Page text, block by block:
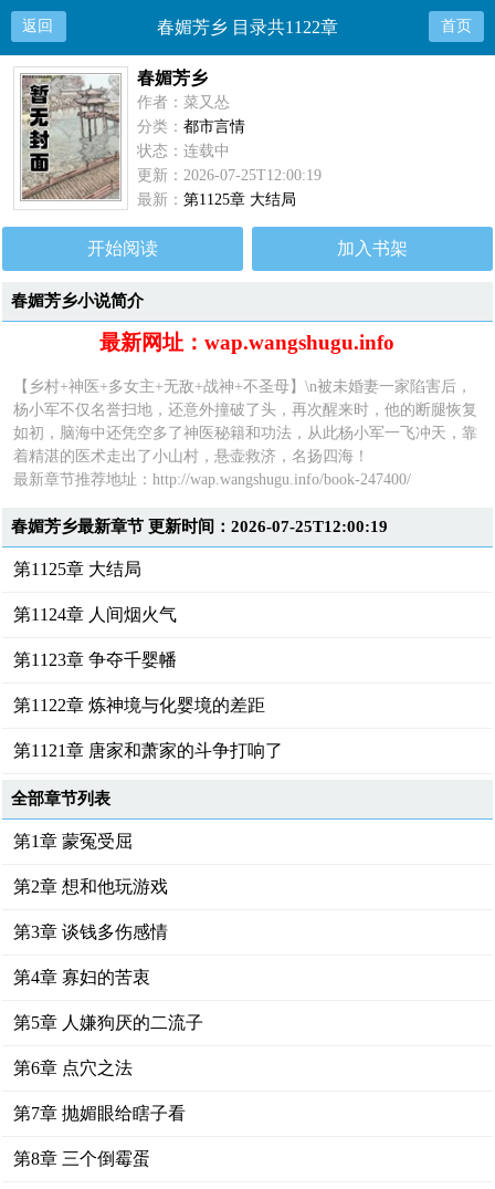
返回 春媚芳乡 目录共1122章 首页
春媚芳乡
作者：菜又怂
分类：都市言情
状态：连载中
更新：2026-07-25T12:00:19
最新：第1125章 大结局
开始阅读 加入书架
春媚芳乡小说简介
最新网址：wap.wangshugu.info
【乡村+神医+多女主+无敌+战神+不圣母】\n被未婚妻一家陷害后，
杨小军不仅名誉扫地，还意外撞破了头，再次醒来时，他的断腿恢复
如初，脑海中还凭空多了神医秘籍和功法，从此杨小军一飞冲天，靠
着精湛的医术走出了小山村，悬壶救济，名扬四海！
最新章节推荐地址：http://wap.wangshugu.info/book-247400/
春媚芳乡最新章节 更新时间：2026-07-25T12:00:19
第1125章 大结局
第1124章 人间烟火气
第1123章 争夺千婴幡
第1122章 炼神境与化婴境的差距
第1121章 唐家和萧家的斗争打响了
全部章节列表
第1章 蒙冤受屈
第2章 想和他玩游戏
第3章 谈钱多伤感情
第4章 寡妇的苦衷
第5章 人嫌狗厌的二流子
第6章 点穴之法
第7章 抛媚眼给瞎子看
第8章 三个倒霉蛋